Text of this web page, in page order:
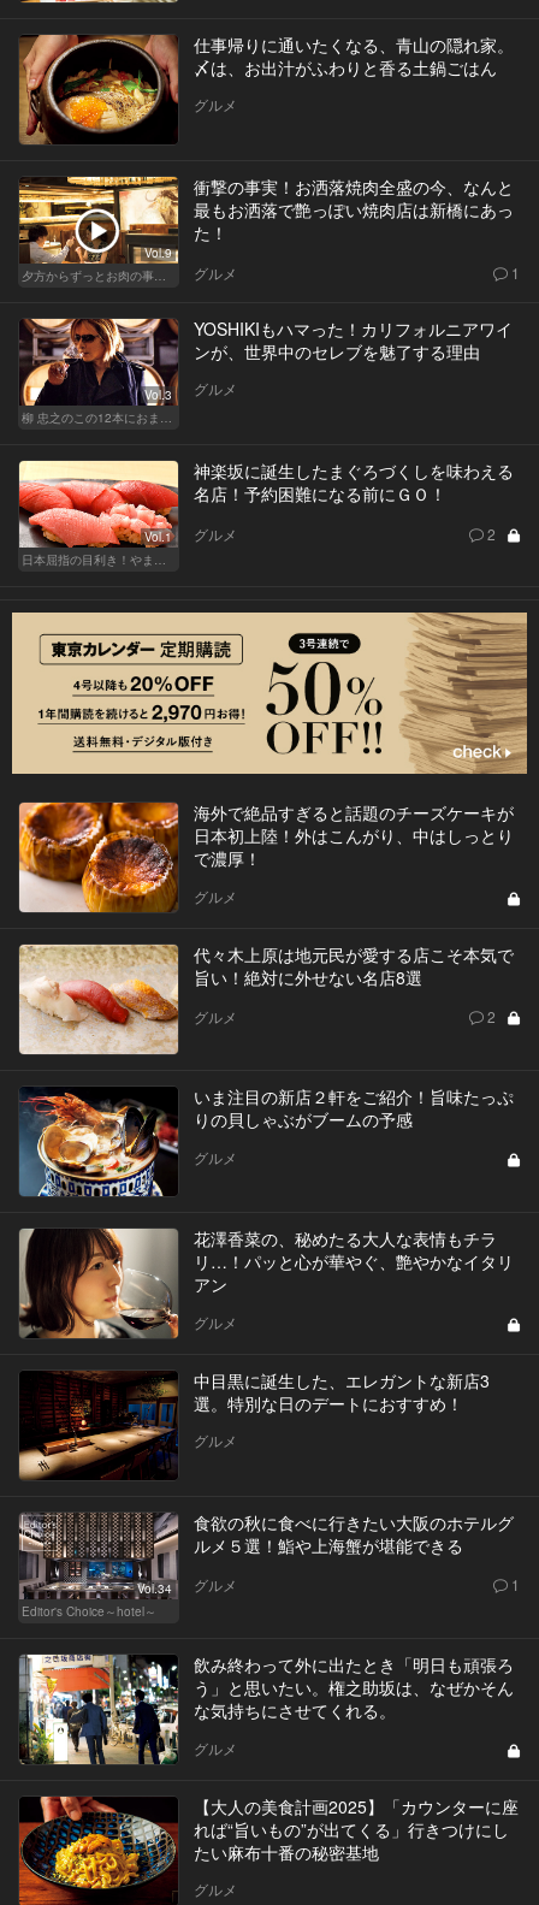
仕事帰りに通いたくなる、青山の隠れ家。
〆は、お出汁がふわりと香る土鍋ごはん
グルメ
Vol.9
夕方からずっとお肉の事を考えてる貴方へ
衝撃の事実！お洒落焼肉全盛の今、なんと
最もお洒落で艶っぽい焼肉店は新橋にあっ
た！
グルメ 1
Vol.3
柳 忠之のこの12本におまかせ
YOSHIKIもハマった！カリフォルニアワイ
ンが、世界中のセレブを魅了する理由
グルメ
Vol.1
日本屈指の目利き！やま幸のマグロが味わえる東京の名店
神楽坂に誕生したまぐろづくしを味わえる
名店！予約困難になる前にＧＯ！
グルメ 2
海外で絶品すぎると話題のチーズケーキが
日本初上陸！外はこんがり、中はしっとり
で濃厚！
グルメ
代々木上原は地元民が愛する店こそ本気で
旨い！絶対に外せない名店8選
グルメ 2
いま注目の新店２軒をご紹介！旨味たっぷ
りの貝しゃぶがブームの予感
グルメ
花澤香菜の、秘めたる大人な表情もチラ
リ…！パッと心が華やぐ、艶やかなイタリ
アン
グルメ
中目黒に誕生した、エレガントな新店3
選。特別な日のデートにおすすめ！
グルメ
Vol.34
Editor's Choice～hotel～
食欲の秋に食べに行きたい大阪のホテルグ
ルメ５選！鮨や上海蟹が堪能できる
グルメ 1
飲み終わって外に出たとき「明日も頑張ろ
う」と思いたい。権之助坂は、なぜかそん
な気持ちにさせてくれる。
グルメ
【大人の美食計画2025】「カウンターに座
れば“旨いもの”が出てくる」行きつけにし
たい麻布十番の秘密基地
グルメ